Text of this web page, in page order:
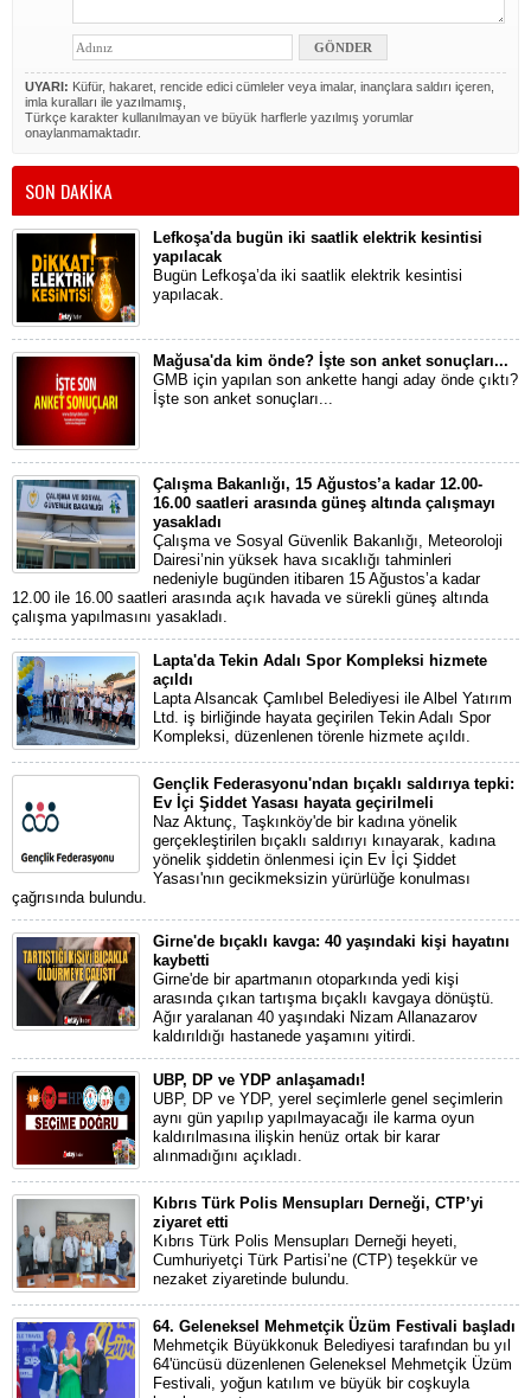
UYARI: Küfür, hakaret, rencide edici cümleler veya imalar, inançlara saldırı içeren,
imla kuralları ile yazılmamış,
Türkçe karakter kullanılmayan ve büyük harflerle yazılmış yorumlar
onaylanmamaktadır.
SON DAKİKA
Lefkoşa'da bugün iki saatlik elektrik kesintisi
yapılacak
Bugün Lefkoşa’da iki saatlik elektrik kesintisi
yapılacak.
Mağusa'da kim önde? İşte son anket sonuçları...
GMB için yapılan son ankette hangi aday önde çıktı?
İşte son anket sonuçları...
Çalışma Bakanlığı, 15 Ağustos’a kadar 12.00-
16.00 saatleri arasında güneş altında çalışmayı
yasakladı
Çalışma ve Sosyal Güvenlik Bakanlığı, Meteoroloji
Dairesi’nin yüksek hava sıcaklığı tahminleri
nedeniyle bugünden itibaren 15 Ağustos’a kadar
12.00 ile 16.00 saatleri arasında açık havada ve sürekli güneş altında
çalışma yapılmasını yasakladı.
Lapta'da Tekin Adalı Spor Kompleksi hizmete
açıldı
Lapta Alsancak Çamlıbel Belediyesi ile Albel Yatırım
Ltd. iş birliğinde hayata geçirilen Tekin Adalı Spor
Kompleksi, düzenlenen törenle hizmete açıldı.
Gençlik Federasyonu'ndan bıçaklı saldırıya tepki:
Ev İçi Şiddet Yasası hayata geçirilmeli
Naz Aktunç, Taşkınköy'de bir kadına yönelik
gerçekleştirilen bıçaklı saldırıyı kınayarak, kadına
yönelik şiddetin önlenmesi için Ev İçi Şiddet
Yasası'nın gecikmeksizin yürürlüğe konulması
çağrısında bulundu.
Girne'de bıçaklı kavga: 40 yaşındaki kişi hayatını
kaybetti
Girne'de bir apartmanın otoparkında yedi kişi
arasında çıkan tartışma bıçaklı kavgaya dönüştü.
Ağır yaralanan 40 yaşındaki Nizam Allanazarov
kaldırıldığı hastanede yaşamını yitirdi.
UBP, DP ve YDP anlaşamadı!
UBP, DP ve YDP, yerel seçimlerle genel seçimlerin
aynı gün yapılıp yapılmayacağı ile karma oyun
kaldırılmasına ilişkin henüz ortak bir karar
alınmadığını açıkladı.
Kıbrıs Türk Polis Mensupları Derneği, CTP’yi
ziyaret etti
Kıbrıs Türk Polis Mensupları Derneği heyeti,
Cumhuriyetçi Türk Partisi’ne (CTP) teşekkür ve
nezaket ziyaretinde bulundu.
64. Geleneksel Mehmetçik Üzüm Festivali başladı
Mehmetçik Büyükkonuk Belediyesi tarafından bu yıl
64'üncüsü düzenlenen Geleneksel Mehmetçik Üzüm
Festivali, yoğun katılım ve büyük bir coşkuyla